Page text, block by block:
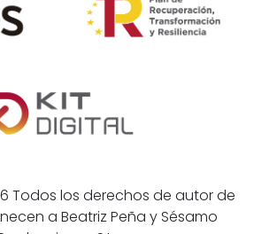
Todos los derechos de autor de
a Beatriz Peña y Sésamo